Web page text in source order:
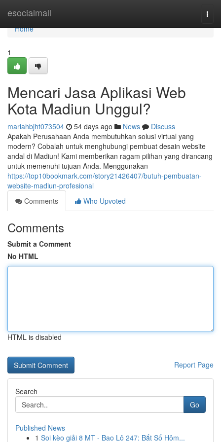
esocialmall
Home
Home
1
Mencari Jasa Aplikasi Web
Kota Madiun Unggul?
mariahbjht073504 54 days ago News
Discuss
Apakah Perusahaan Anda membutuhkan solusi virtual yang
modern? Cobalah untuk menghubungi pembuat desain website
andal di Madiun! Kami memberikan ragam pilihan yang dirancang
untuk memenuhi tujuan Anda. Menggunakan
https://top10bookmark.com/story21426407/butuh-pembuatan-
website-madiun-profesional
Comments
Who Upvoted
Comments
Submit a Comment
No HTML
HTML is disabled
Report Page
Search
Go
Published News
1 Soi kèo giải 8 MT - Bao Lô 247: Bắt Số Hôm...